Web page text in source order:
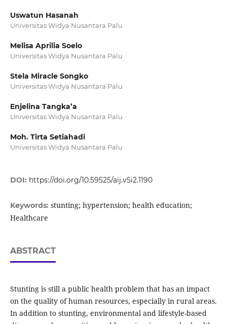
Uswatun Hasanah
Universitas Widya Nusantara Palu
Melisa Aprilia Soelo
Universitas Widya Nusantara Palu
Stela Miracle Songko
Universitas Widya Nusantara Palu
Enjelina Tangka’a
Universitas Widya Nusantara Palu
Moh. Tirta Setiahadi
Universitas Widya Nusantara Palu
DOI: https://doi.org/10.59525/aij.v5i2.1190
Keywords: stunting; hypertension; health education;
Healthcare
ABSTRACT
Stunting is still a public health problem that has an impact
on the quality of human resources, especially in rural areas.
In addition to stunting, environmental and lifestyle-based